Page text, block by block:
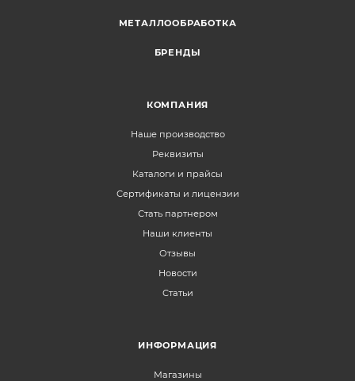
МЕТАЛЛООБРАБОТКА
БРЕНДЫ
КОМПАНИЯ
Наше производство
Реквизиты
Каталоги и прайсы
Сертификаты и лицензии
Стать партнером
Наши клиенты
Отзывы
Новости
Статьи
ИНФОРМАЦИЯ
Магазины